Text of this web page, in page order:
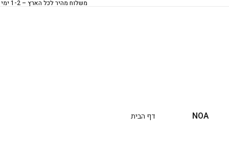
משלוח מהיר לכל הארץ – 1-2 ימי עסקים
NOA דף הבית